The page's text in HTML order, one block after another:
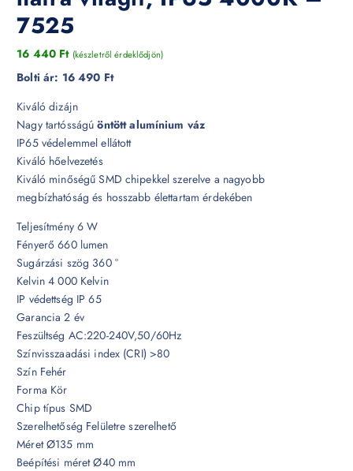
7525
16 440 Ft (készletről érdeklődjön)
Bolti ár: 16 490 Ft
Kiváló dizájn
Nagy tartósságúöntött alumínium váz
IP65 védelemmel ellátott
Kiváló hőelvezetés
Kiváló minőségű SMD chipekkel szerelve a nagyobb
megbízhatóság és hosszabb élettartam érdekében
Teljesítmény 6 W
Fényerő 660 lumen
Sugárzási szög 360 °
Kelvin 4 000 Kelvin
IP védettség IP 65
Garancia 2 év
Feszültség AC:220-240V,50/60Hz
Színvisszaadási index (CRI) >80
Szín Fehér
Forma Kör
Chip típus SMD
Szerelhetőség Felületre szerelhető
Méret Ø135 mm
Beépítési méret Ø40 mm